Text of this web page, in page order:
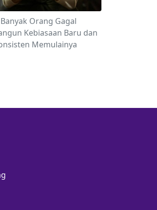
Orang Gagal
Kebiasaan Baru dan
Memulainya